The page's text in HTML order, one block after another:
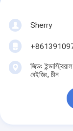
Sherry
জিডং
বেইজিং, চীন